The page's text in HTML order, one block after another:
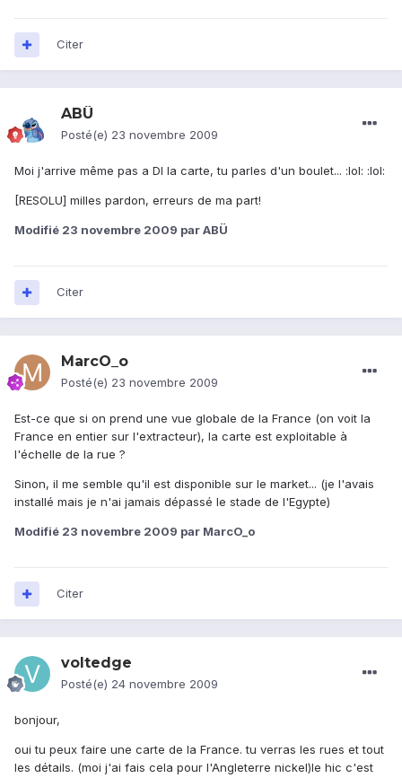
Citer
ABÜ
Posté(e) 23 novembre 2009
Moi j'arrive même pas a Dl la carte, tu parles d'un boulet... :lol: :lol:
[RESOLU] milles pardon, erreurs de ma part!
Modifié 23 novembre 2009 par ABÜ
Citer
MarcO_o
Posté(e) 23 novembre 2009
Est-ce que si on prend une vue globale de la France (on voit la
France en entier sur l'extracteur), la carte est exploitable à
l'échelle de la rue ?
Sinon, il me semble qu'il est disponible sur le market... (je l'avais
installé mais je n'ai jamais dépassé le stade de l'Egypte)
Modifié 23 novembre 2009 par MarcO_o
Citer
voltedge
Posté(e) 24 novembre 2009
bonjour,
oui tu peux faire une carte de la France. tu verras les rues et tout
les détails. (moi j'ai fais cela pour l'Angleterre nickel)le hic c'est